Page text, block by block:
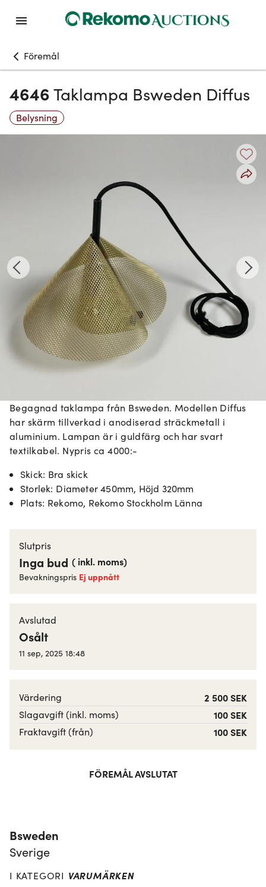
Föremål
4646Taklampa Bsweden Diffus
Belysning
Begagnad taklampa från Bsweden. Modellen Diffus
har skärm tillverkad i anodiserad sträckmetall i
aluminium. Lampan är i guldfärg och har svart
textilkabel. Nypris ca 4000:-
Skick: Bra skick
Storlek: Diameter 450mm, Höjd 320mm
Plats: Rekomo, Rekomo Stockholm Länna
Slutpris
Inga bud ( inkl. moms)
Bevakningspris Ej uppnått
Avslutad
Osålt
11 sep, 2025 18:48
Värdering 2 500 SEK
Slagavgift (inkl. moms) 100 SEK
Fraktavgift (från) 100 SEK
FÖREMÅL AVSLUTAT
Bsweden
Sverige
I KATEGORI VARUMÄRKEN